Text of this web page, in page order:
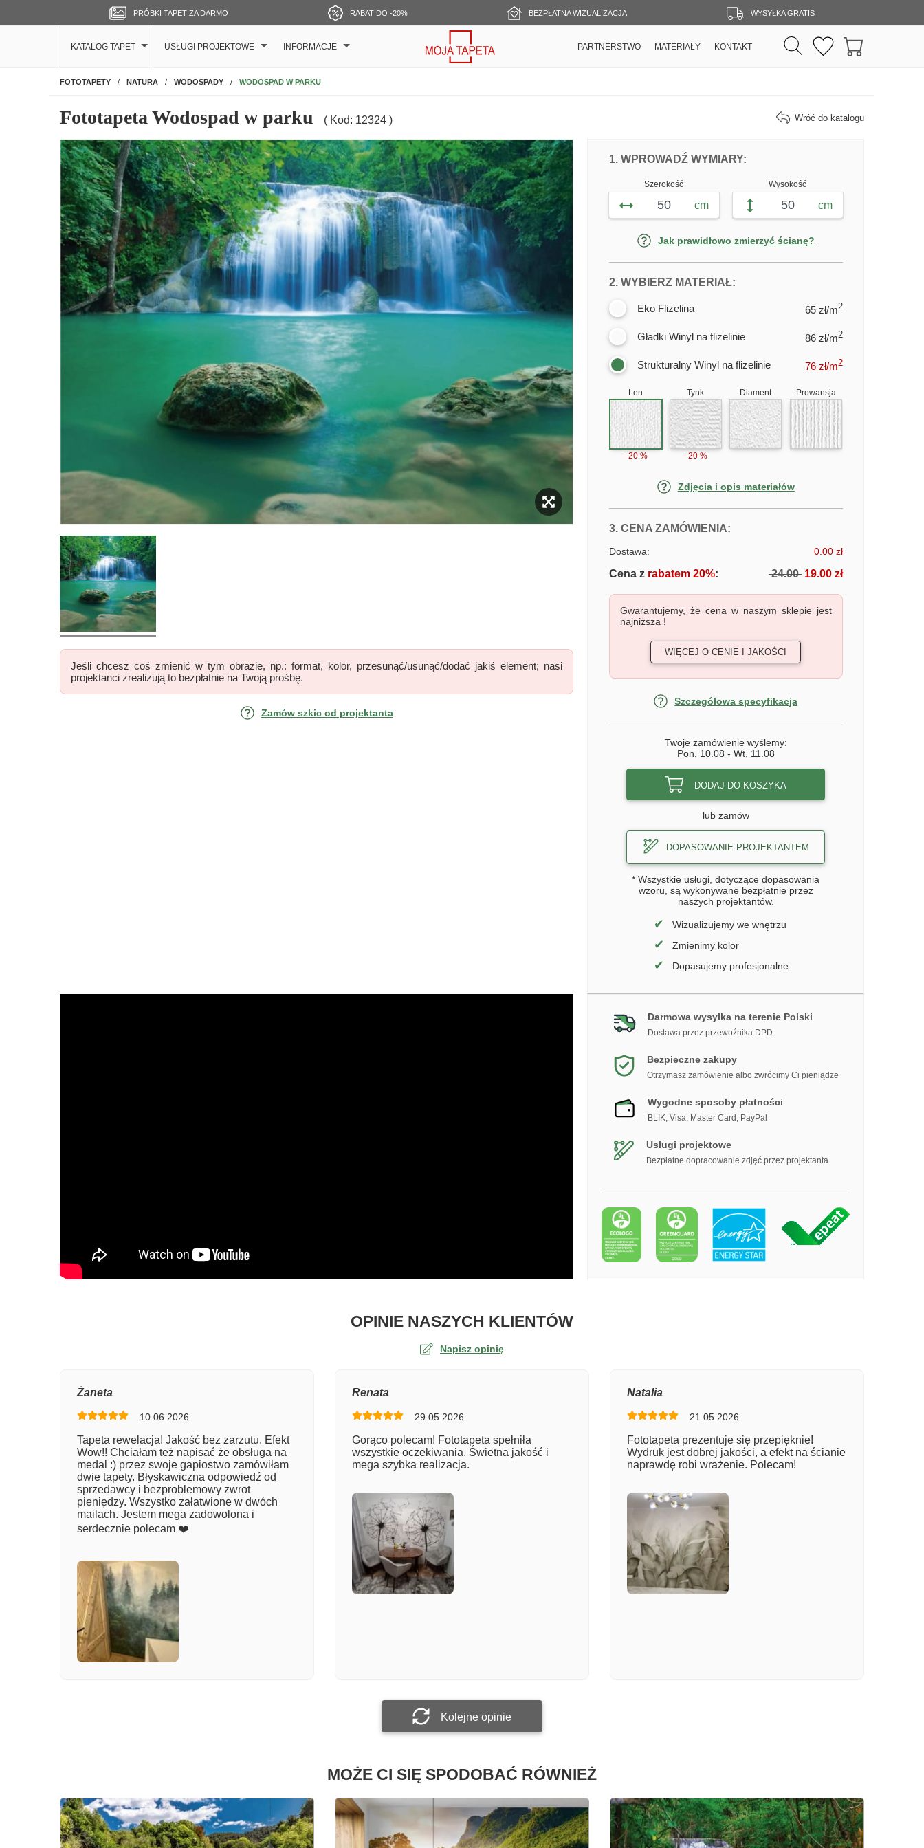
PRÓBKI TAPET ZA DARMO RABAT DO -20% BEZPŁATNA WIZUALIZACJA WYSYŁKA GRATIS
KATALOG TAPET USŁUGI PROJEKTOWE INFORMACJE PARTNERSTWO MATERIAŁY KONTAKT
FOTOTAPETYNA ŚCIANĘ
NATURA WODOSPADY WODOSPAD W PARKU
Fototapeta Wodospad w parku ( Kod: 12324 ) Wróć do katalogu
Jeśli chcesz coś zmienić w tym obrazie, np.: format, kolor, przesunąć/usunąć/dodać jakiś element; nasi
projektanci zrealizują to bezpłatnie na Twoją prośbę.
Zamów szkic od projektanta
DOPASUJ FOTOTAPETĘ WODOSPAD
1. WPROWADŹ WYMIARY:FOTOTAPETY WODOSPAD W
Szerokość
cm
Wysokość
cm
Jak prawidłowo zmierzyć ścianę?
2. WYBIERZ MATERIAŁ:DLA FOTOTAPETY WODOSPAD W
Eko Flizelina 65 zł/m2
Gładki Winyl na flizelinie 86 zł/m2
Strukturalny Winyl na flizelinie 76zł/m2
Len
- 20 %
Tynk
- 20 %
Diament Prowansja
Zdjęcia i opis materiałów
3. CENA ZAMÓWIENIA:FOTOTAPETY WODOSPAD W
Dostawa: 0.00 zł
Cena zrabatem 20%: 24.0019.00 zł
Gwarantujemy, że cena w naszym sklepie jest
najniższa !
WIĘCEJ O CENIE I JAKOŚCI
Szczegółowa specyfikacja
Twoje zamówienie wyślemy:
Pon, 10.08 - Wt, 11.08
DODAJ DO KOSZYKA
lub zamów
DOPASOWANIE PROJEKTANTEM
* Wszystkie usługi, dotyczące dopasowania
wzoru, są wykonywane bezpłatnie przez
naszych projektantów.
✔ Wizualizujemy we wnętrzu
✔ Zmienimy kolor
✔ Dopasujemy profesjonalne
Darmowa wysyłka na terenie Polski
Dostawa przez przewoźnika DPD
Bezpieczne zakupy
Otrzymasz zamówienie albo zwrócimy Ci pieniądze
Wygodne sposoby płatności
BLIK, Visa, Master Card, PayPal
Usługi projektowe
Bezpłatne dopracowanie zdjęć przez projektanta
OPINIE NASZYCH KLIENTÓWO TAPECIE WODOSPAD W PARKU
Napisz opinię
Numer zamówienia
Załącz zdjęcie
Żaneta
10.06.2026
Tapeta rewelacja! Jakość bez zarzutu. Efekt
Wow!! Chciałam też napisać że obsługa na
medal :) przez swoje gapiostwo zamówiłam
dwie tapety. Błyskawiczna odpowiedź od
sprzedawcy i bezproblemowy zwrot
pieniędzy. Wszystko załatwione w dwóch
mailach. Jestem mega zadowolona i
serdecznie polecam ❤️
Renata
29.05.2026
Gorąco polecam! Fototapeta spełniła
wszystkie oczekiwania. Świetna jakość i
mega szybka realizacja.
Natalia
21.05.2026
Fototapeta prezentuje się przepięknie!
Wydruk jest dobrej jakości, a efekt na ścianie
naprawdę robi wrażenie. Polecam!
Kolejne opinie
MOŻE CI SIĘ SPODOBAĆ RÓWNIEŻ